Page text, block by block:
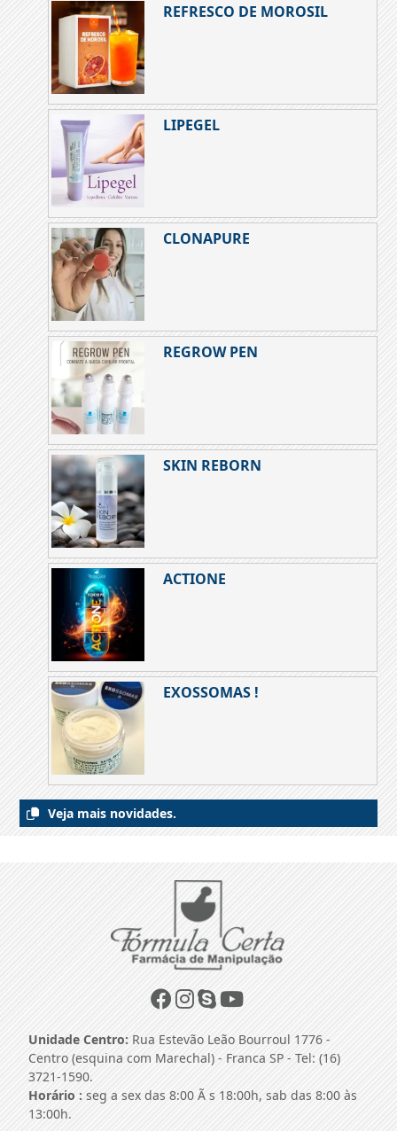
REFRESCO DE MOROSIL
LIPEGEL
CLONAPURE
REGROW PEN
SKIN REBORN
ACTIONE
EXOSSOMAS !
Veja mais novidades.
Unidade Centro: Rua Estevão Leão Bourroul 1776 -
Centro (esquina com Marechal) - Franca SP - Tel: (16)
3721-1590.
Horário : seg a sex das 8:00 Ã s 18:00h, sab das 8:00 às
13:00h.